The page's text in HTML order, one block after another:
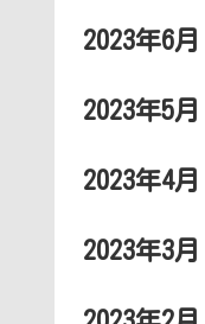
2023年6月
2023年5月
2023年4月
2023年3月